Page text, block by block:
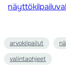
arvokilpailut
valintaohjeet